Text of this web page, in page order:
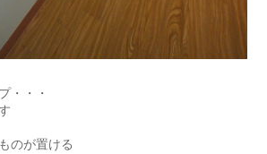
・・・
のが置ける